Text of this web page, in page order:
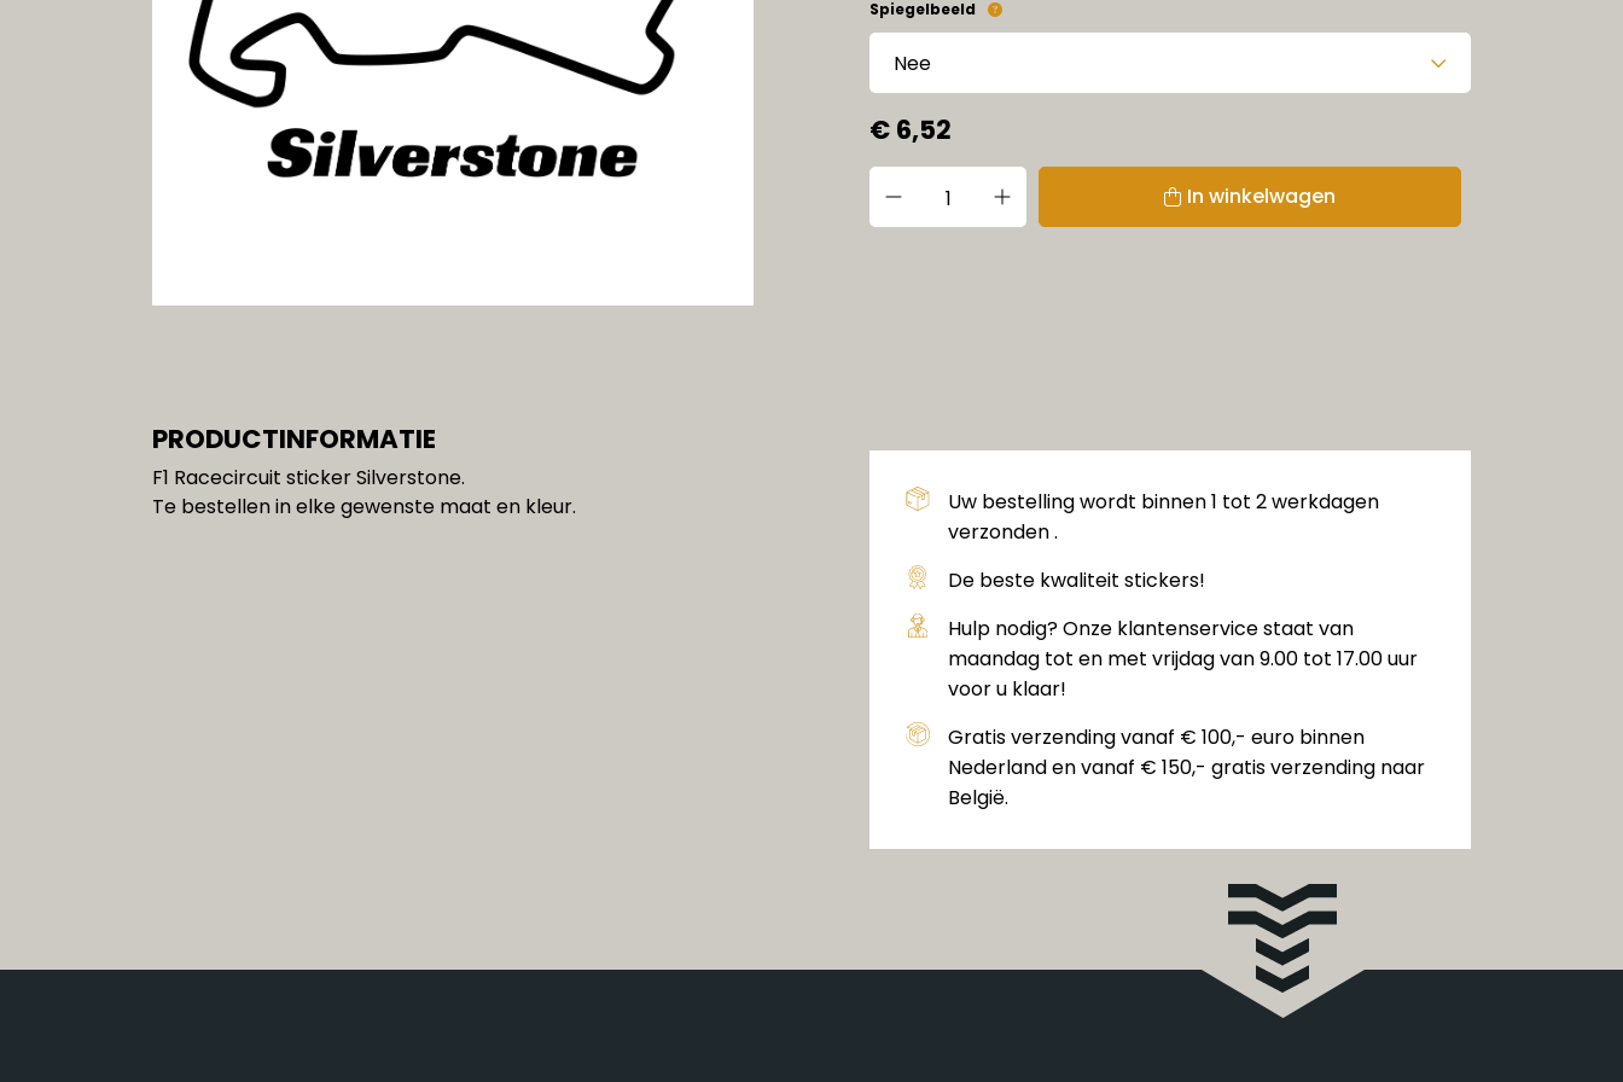
Gereedschap
Spiegelbeeld
€ 6,52
In winkelwagen
PRODUCTINFORMATIE
F1 Racecircuit sticker Silverstone.
Te bestellen in elke gewenste maat en kleur.
Uw bestelling wordt binnen 1 tot 2 werkdagen
verzonden .
De beste kwaliteit stickers!
Hulp nodig? Onze klantenservice staat van
maandag tot en met vrijdag van 9.00 tot 17.00 uur
voor u klaar!
Gratis verzending vanaf € 100,- euro binnen
Nederland en vanaf € 150,- gratis verzending naar
België.